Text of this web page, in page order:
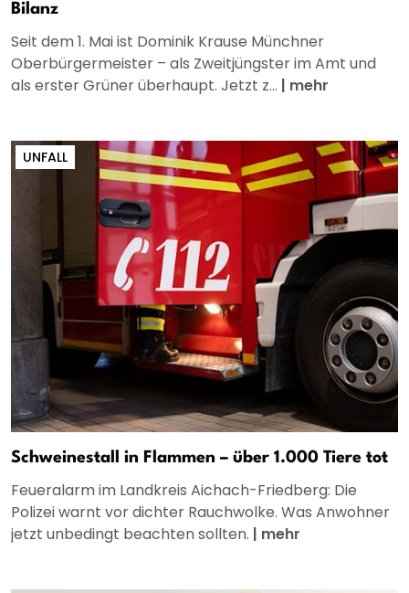
Bilanz
Seit dem 1. Mai ist Dominik Krause Münchner
Oberbürgermeister – als Zweitjüngster im Amt und
als erster Grüner überhaupt. Jetzt z... | mehr
UNFALL
Schweinestall in Flammen – über 1.000 Tiere tot
Feueralarm im Landkreis Aichach-Friedberg: Die
Polizei warnt vor dichter Rauchwolke. Was Anwohner
jetzt unbedingt beachten sollten. | mehr